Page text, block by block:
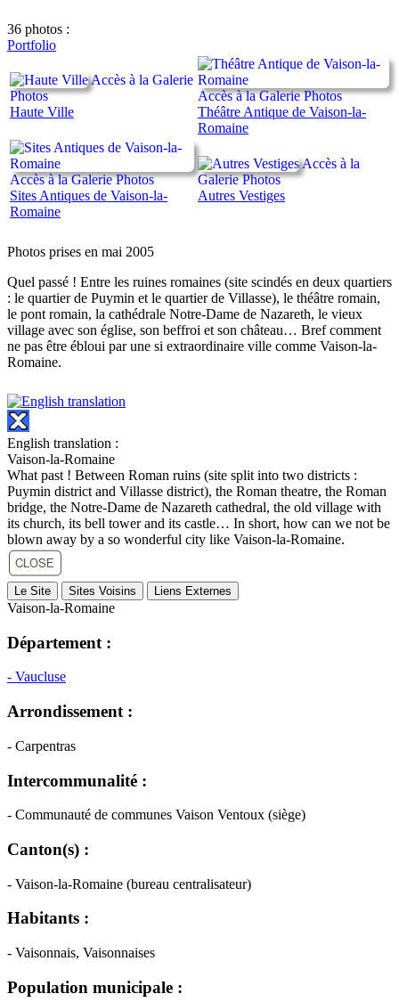
36 photos :
Portfolio
Accès à la Galerie
Photos
Haute Ville
Accès à la Galerie Photos
Théâtre Antique de Vaison-la-
Romaine
Accès à la Galerie Photos
Sites Antiques de Vaison-la-
Romaine
Accès à la
Galerie Photos
Autres Vestiges
Photos prises en mai 2005
Quel passé ! Entre les ruines romaines (site scindés en deux quartiers
: le quartier de Puymin et le quartier de Villasse), le théâtre romain,
le pont romain, la cathédrale Notre-Dame de Nazareth, le vieux
village avec son église, son beffroi et son château… Bref comment
ne pas être ébloui par une si extraordinaire ville comme Vaison-la-
Romaine.
English translation :
Vaison-la-Romaine
What past ! Between Roman ruins (site split into two districts :
Puymin district and Villasse district), the Roman theatre, the Roman
bridge, the Notre-Dame de Nazareth cathedral, the old village with
its church, its bell tower and its castle… In short, how can we not be
blown away by a so wonderful city like Vaison-la-Romaine.
Le Site Sites Voisins Liens Externes
Vaison-la-Romaine
Département :
- Vaucluse
Arrondissement :
- Carpentras
Intercommunalité :
- Communauté de communes Vaison Ventoux (siège)
Canton(s) :
- Vaison-la-Romaine (bureau centralisateur)
Habitants :
- Vaisonnais, Vaisonnaises
Population municipale :